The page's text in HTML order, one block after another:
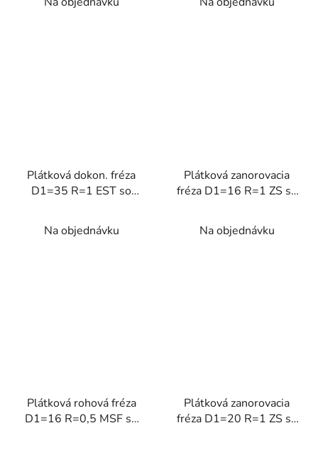
Plátková dokon. fréza
D1=35 R=1 EST so
Na objednávku
Plátková zanorovacia
fréza D1=16 R=1 ZS so
Na objednávku
Plátková rohová fréza
D1=16 R=0,5 MSF so
Plátková zanorovacia
fréza D1=20 R=1 ZS so